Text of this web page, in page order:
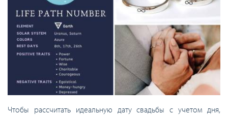
Чтобы рассчитать идеальную дату свадьбы с учетом дня,